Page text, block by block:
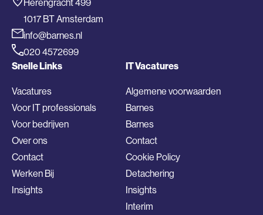
Herengracht 499
1017 BT Amsterdam
info@barnes.nl
020 4572699
Snelle Links
Vacatures
Voor IT professionals
Voor bedrijven
Over ons
Contact
Werken Bij
Insights
IT Vacatures
Algemene voorwaarden
Barnes
Barnes
Contact
Cookie Policy
Detachering
Insights
Interim